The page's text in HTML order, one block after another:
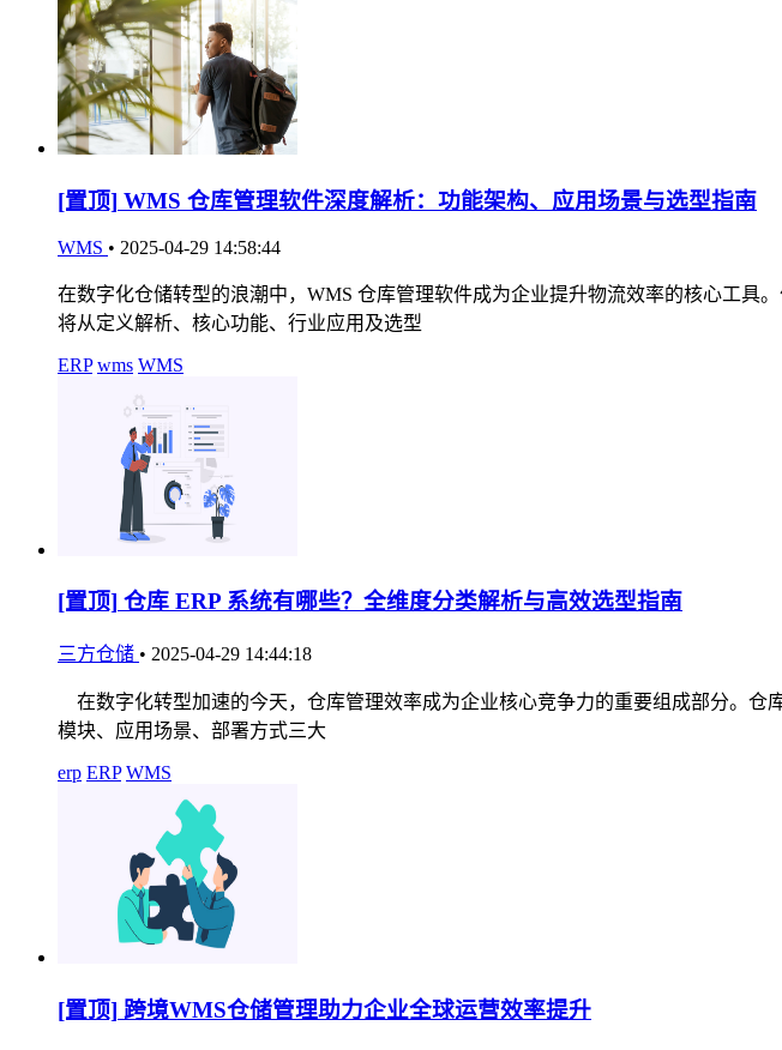
[置顶] WMS 仓库管理软件深度解析：功能架构、应用场景与选型指南
WMS • 2025-04-29 14:58:44
在数字化仓储转型的浪潮中，WMS 仓库管理软件成为企业提升物流效率的核心工具
将从定义解析、核心功能、行业应用及选型
ERP wms WMS
[置顶] 仓库 ERP 系统有哪些？全维度分类解析与高效选型指南
三方仓储 • 2025-04-29 14:44:18
在数字化转型加速的今天，仓库管理效率成为企业核心竞争力的重要组成部分。仓
模块、应用场景、部署方式三大
erp ERP WMS
[置顶] 跨境WMS仓储管理助力企业全球运营效率提升